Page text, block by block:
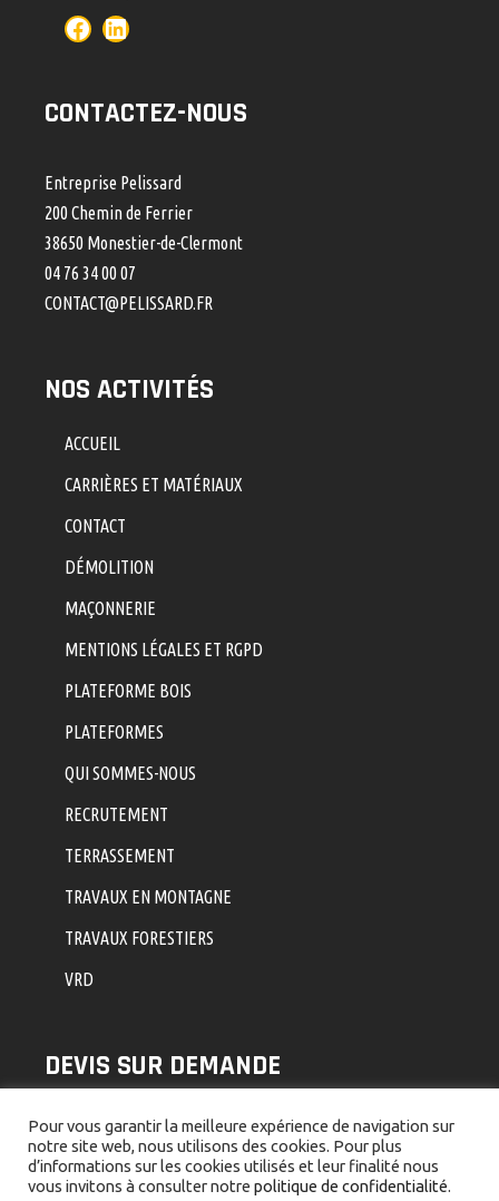
CONTACTEZ-NOUS
Entreprise Pelissard
200 Chemin de Ferrier
38650 Monestier-de-Clermont
04 76 34 00 07
CONTACT@PELISSARD.FR
NOS ACTIVITÉS
ACCUEIL
CARRIÈRES ET MATÉRIAUX
CONTACT
DÉMOLITION
MAÇONNERIE
MENTIONS LÉGALES ET RGPD
PLATEFORME BOIS
PLATEFORMES
QUI SOMMES-NOUS
RECRUTEMENT
TERRASSEMENT
TRAVAUX EN MONTAGNE
TRAVAUX FORESTIERS
VRD
DEVIS SUR DEMANDE
Nous vous fournissons des devis sur mesure,
répondant à vos besoins.
Pour vous garantir la meilleure expérience de navigation sur
notre site web, nous utilisons des cookies. Pour plus
d’informations sur les cookies utilisés et leur finalité nous
vous invitons à consulter notre politique de confidentialité.